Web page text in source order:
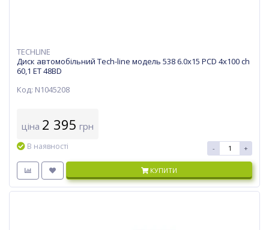
TECHLINE
Диск автомобільний Tech-line модель 538 6.0х15 PCD 4x100 ch
60,1 ET 48BD
Код: N1045208
ціна 2 395 грн
В наявності - +
КУПИТИ